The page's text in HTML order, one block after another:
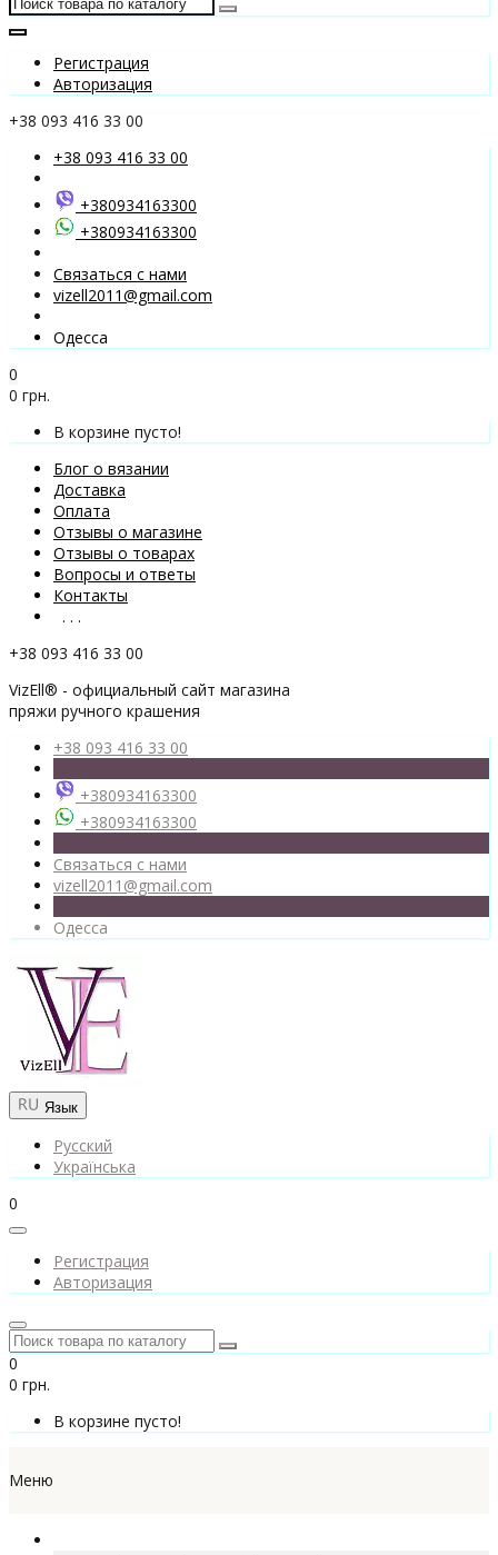
Регистрация
Авторизация
+38 093 416 33 00
+38 093 416 33 00
+380934163300
+380934163300
Связаться с нами
vizell2011@gmail.com
Одесса
0
0 грн.
В корзине пусто!
Блог о вязании
Доставка
Оплата
Отзывы о магазине
Отзывы о товарах
Вопросы и ответы
Контакты
. . .
+38 093 416 33 00
VizEll® - официальный сайт магазина
пряжи ручного крашения
+38 093 416 33 00
+380934163300
+380934163300
Связаться с нами
vizell2011@gmail.com
Одесса
Язык
Русский
Українська
0
Регистрация
Авторизация
0
0 грн.
В корзине пусто!
Меню